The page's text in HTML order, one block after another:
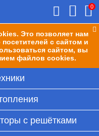
Это позволяет нам
с сайтом и
сайтом, вы
файлов cookies.
0
с решётками